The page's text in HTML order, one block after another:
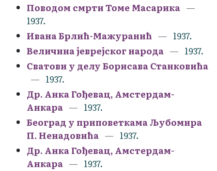
Поводом смрти Томе Масарика
1937.
Ивана Брлић-Мажуранић
1937.
Величина јеврејског народа
1937.
Сватови у делу Борисава Станковића
1937.
Др. Анка Гођевац, Амстердам-
Анкара
1937.
Београд у приповеткама Љубомира
П. Ненадовића
1937.
Др. Анка Гођевац, Амстердам-
Анкара
1937.